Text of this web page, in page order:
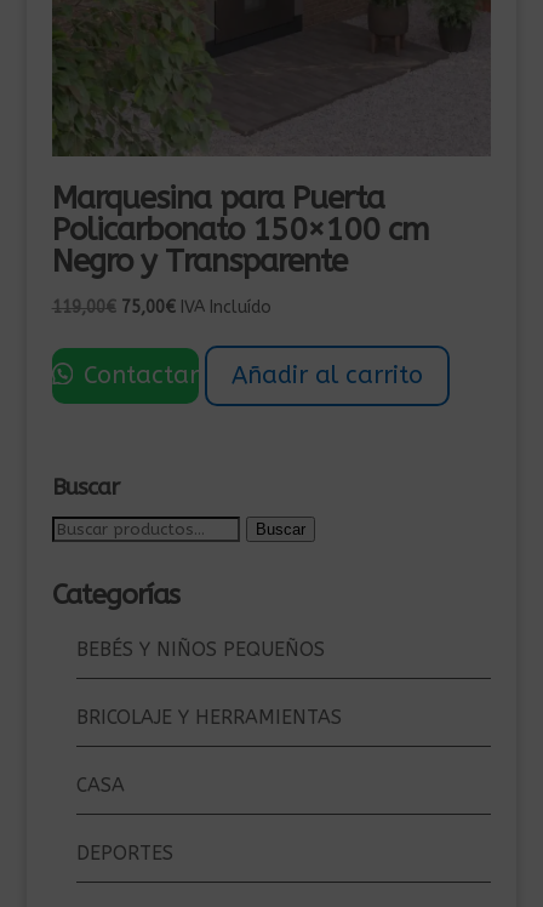
Marquesina para Puerta
Policarbonato 150×100 cm
Negro y Transparente
119,00€ El
original
era:
75,00€El
actual
es:
IVA Incluído
Contactar Añadir al carrito
Buscar
Buscar
Buscar
Categorías
BEBÉS Y NIÑOS PEQUEÑOS
BRICOLAJE Y HERRAMIENTAS
CASA
DEPORTES